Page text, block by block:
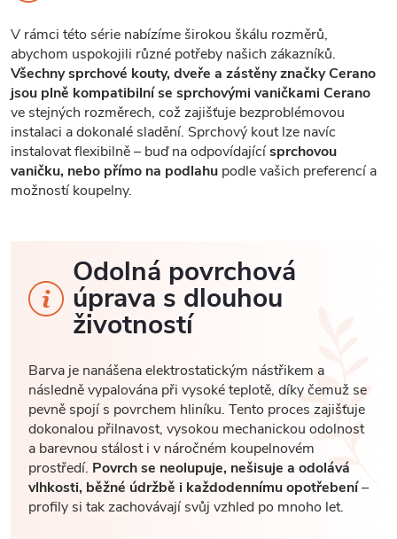
V rámci této série nabízíme širokou škálu rozměrů,
abychom uspokojili různé potřeby našich zákazníků.
Všechny sprchové kouty, dveře a zástěny značky Cerano
jsou plně kompatibilní se sprchovými vaničkami Cerano
ve stejných rozměrech, což zajišťuje bezproblémovou
instalaci a dokonalé sladění. Sprchový kout lze navíc
instalovat flexibilně – buď na odpovídajícísprchovou
vaničku, nebo přímo na podlahu podle vašich preferencí a
možností koupelny.
Odolná povrchová
úprava s dlouhou
životností
Barva je nanášena elektrostatickým nástřikem a
následně vypalována při vysoké teplotě, díky čemuž se
pevně spojí s povrchem hliníku. Tento proces zajišťuje
dokonalou přilnavost, vysokou mechanickou odolnost
a barevnou stálost i v náročném koupelnovém
prostředí. Povrch se neolupuje, nešisuje a odolává
vlhkosti, běžné údržbě i každodennímu opotřebení–
profily si tak zachovávají svůj vzhled po mnoho let.